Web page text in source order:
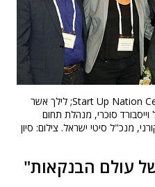
מימין: פרופ' יוג'ין קנדל, מנכ"ל Start Up Nation Central; לילך אשר
סוכרי, מנהלת תחום
מנכ"ל סיטי ישראל. צילום: סיון
עולם הבנקאות"